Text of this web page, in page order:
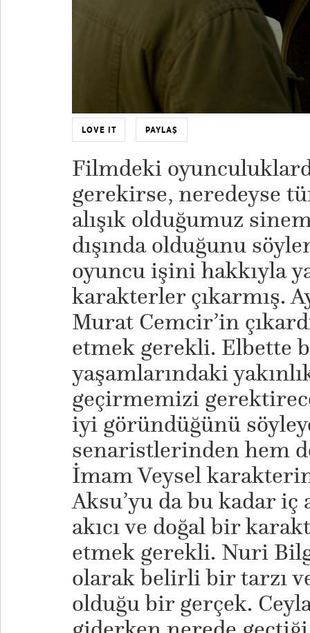
LOVE IT PAYLAŞ
Filmdeki
gerekirse, neredeyse
alışık olduğumuz
dışında olduğunu
oyuncu işini hakkıyla
karakterler çıkarmış.
Murat Cemcir’in
etmek gerekli. Elbette
yaşamlarındaki
geçirmemizi
iyi göründüğünü
senaristlerinden hem
İmam Veysel
Aksu’yu da bu kadar
akıcı ve doğal bir
etmek gerekli. Nuri
olarak belirli bir tarzı
olduğu bir gerçek.